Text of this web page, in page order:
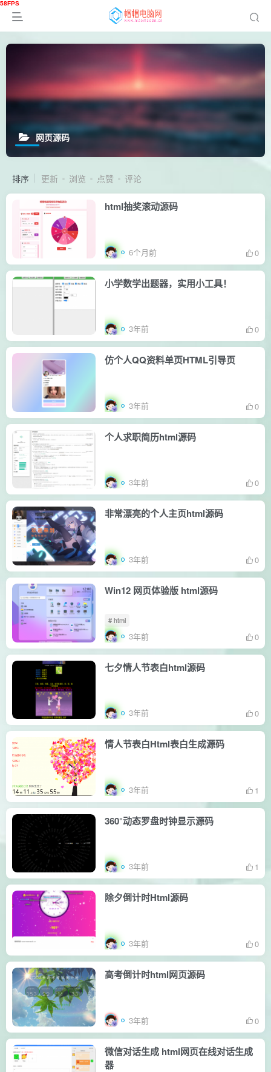
网页源码
排序 更新 浏览 点赞 评论
html抽奖滚动源码
6个月前 0
小学数学出题器，实用小工具！
3年前 0
仿个人QQ资料单页HTML引导页
3年前 0
个人求职简历html源码
3年前 0
非常漂亮的个人主页html源码
3年前 0
Win12 网页体验版 html源码
# html
3年前 0
七夕情人节表白html源码
3年前 0
情人节表白Html表白生成源码
3年前 1
360°动态罗盘时钟显示源码
3年前 1
除夕倒计时Html源码
3年前 0
高考倒计时html网页源码
3年前 0
微信对话生成 html网页在线对话生成
器